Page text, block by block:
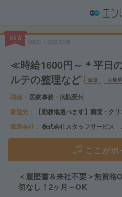
NEW
≪時給1600円～＊平日
ルテの整理など
派遣 大量
職種
医療事務・病院受付
派遣先
【勤務地選べます】病院・ク
派遣会社
株式会社スタッフサービス
ここがポ
＜履歴書＆来社不要＞無資
切なし！2ヶ月～OK